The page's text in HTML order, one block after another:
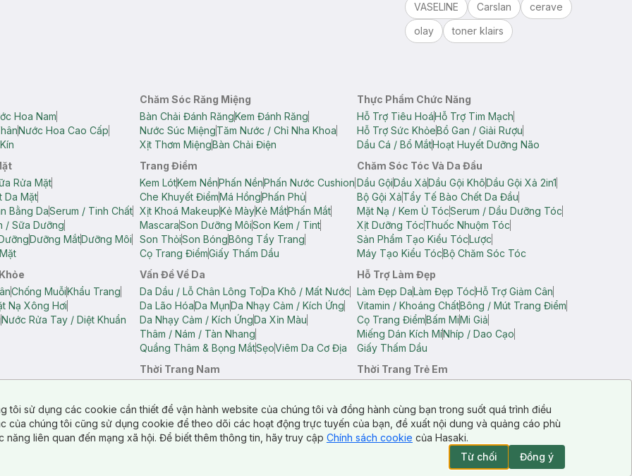
VASELINE
Carslan
cerave
olay
toner klairs
Hoa Nam
Nước Hoa Cao Cấp
Chăm Sóc Răng Miệng
Bàn Chải Đánh RăngKem Đánh Răng
Nước Súc MiệngTăm Nước / Chỉ Nha Khoa
Xịt Thơm MiệngBàn Chải Điện
Thực Phẩm Chức Năng
Hỗ Trợ Tiêu HoáHỗ Trợ Tim Mạch
Hỗ Trợ Sức KhỏeBổ Gan / Giải Rượu
Dầu Cá / Bổ MắtHoạt Huyết Dưỡng Não
Rửa Mặt
Da Mặt
Bằng DaSerum / Tinh Chất
/ Sữa Dưỡng
Dưỡng MắtDưỡng Môi
Trang Điểm
Kem LótKem NềnPhấn NềnPhấn Nước Cushion
Che Khuyết ĐiểmMá HồngPhấn Phủ
Xịt Khoá MakeupKẻ MàyKẻ MắtPhấn Mắt
MascaraSon Dưỡng MôiSon Kem / Tint
Son ThỏiSon BóngBông Tẩy Trang
Cọ Trang ĐiểmGiấy Thấm Dầu
Chăm Sóc Tóc Và Da Đầu
Dầu GộiDầu XảDầu Gội KhôDầu Gội Xả 2in1
Bộ Gội XảTẩy Tế Bào Chết Da Đầu
Mặt Nạ / Kem Ủ TócSerum / Dầu Dưỡng Tóc
Xịt Dưỡng TócThuốc Nhuộm Tóc
Sản Phẩm Tạo Kiểu TócLược
Máy Tạo Kiểu TócBộ Chăm Sóc Tóc
Chống MuỗiKhẩu Trang
Nạ Xông Hơi
Nước Rửa Tay / Diệt Khuẩn
Vấn Đề Về Da
Da Dầu / Lỗ Chân Lông ToDa Khô / Mất Nước
Da Lão HóaDa MụnDa Nhạy Cảm / Kích Ứng
Da Nhạy Cảm / Kích ỨngDa Xỉn Màu
Thâm / Nám / Tàn Nhang
Quầng Thâm & Bọng MắtSẹoViêm Da Cơ Địa
Hỗ Trợ Làm Đẹp
Làm Đẹp DaLàm Đẹp TócHỗ Trợ Giảm Cân
Vitamin / Khoáng ChấtBông / Mút Trang Điểm
Cọ Trang ĐiểmBấm MiMi Giả
Miếng Dán Kích MíNhíp / Dao Cạo
Giấy Thấm Dầu
Short Nữ
Thời Trang Nam
Thời Trang Trẻ Em
tôi sử dụng các cookie cần thiết để vận hành website của chúng tôi và đồng hành cùng bạn trong suốt quá trình điều
của chúng tôi cũng sử dụng cookie để theo dõi các hoạt động trực tuyến của bạn, đề xuất nội dung và quảng cáo phù
liên quan đến mạng xã hội. Để biết thêm thông tin, hãy truy cập Chính sách cookie của Hasaki.
Từ chối
Đồng ý